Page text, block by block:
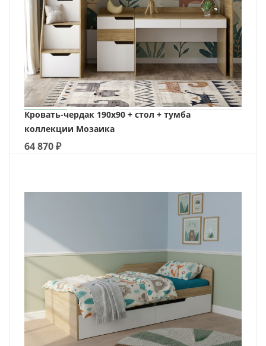
Кровать-чердак 190х90 + стол + тумба
коллекции Мозаика
64 870₽